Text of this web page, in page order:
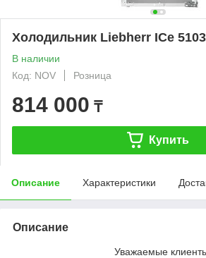
Холодильник Liebherr ICe 5103
В наличии
Код: NOV
Розница
814 000 ₸
Купить
Описание Характеристики
Описание
Уважаемые клиенты,